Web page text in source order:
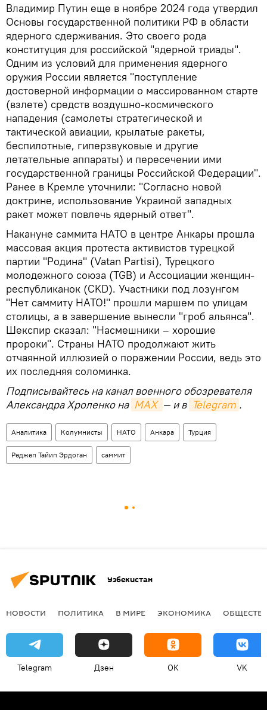
Владимир Путин еще в ноябре 2024 года утвердил
Основы государственной политики РФ в области
ядерного сдерживания. Это своего рода
конституция для российской "ядерной триады".
Одним из условий для применения ядерного
оружия России является "поступление
достоверной информации о массированном старте
(взлете) средств воздушно-космического
нападения (самолеты стратегической и
тактической авиации, крылатые ракеты,
беспилотные, гиперзвуковые и другие
летательные аппараты) и пересечении ими
государственной границы Российской Федерации".
Ранее в Кремле уточнили: "Согласно новой
доктрине, использование Украиной западных
ракет может повлечь ядерный ответ".
Накануне саммита НАТО в центре Анкары прошла
массовая акция протеста активистов турецкой
партии "Родина" (Vatan Partisi), Турецкого
молодежного союза (TGB) и Ассоциации женщин-
республиканок (CKD). Участники под лозунгом
"Нет саммиту НАТО!" прошли маршем по улицам
столицы, а в завершение вынесли "гроб альянса".
Шекспир сказал: "Насмешники – хорошие
пророки". Страны НАТО продолжают жить
отчаянной иллюзией о поражении России, ведь это
их последняя соломинка.
Подписывайтесь на канал военного обозревателя
Александра Хроленко на MAX — и в Telegram .
Аналитика Колумнисты НАТО Анкара Турция
Реджеп Тайип Эрдоган саммит
Узбекистан
НОВОСТИ ПОЛИТИКА В МИРЕ ЭКОНОМИКА
Telegram Дзен OK VK